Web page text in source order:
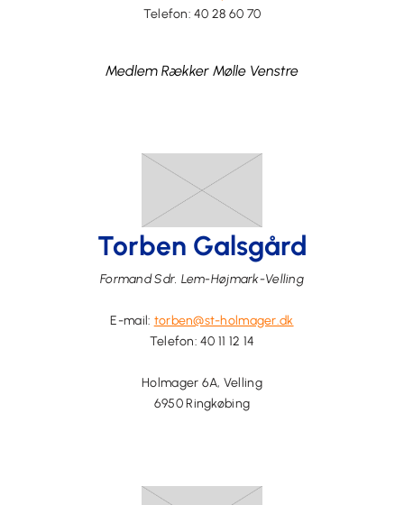
Telefon: 40 28 60 70
Medlem Rækker Mølle Venstre
Torben Galsgård
FormandSdr. Lem-Højmark-Velling
E-mail: torben@st-holmager.dk
Telefon:40 11 12 14
Holmager 6A, Velling
6950 Ringkøbing